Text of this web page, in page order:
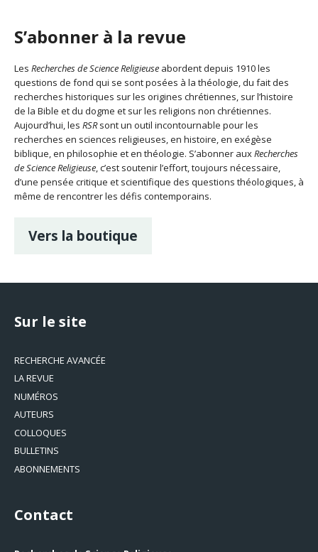
S’abonner à la revue
Les Recherches de Science Religieuse abordent depuis 1910 les
questions de fond qui se sont posées à la théologie, du fait des
recherches historiques sur les origines chrétiennes, sur l’histoire
de la Bible et du dogme et sur les religions non chrétiennes.
Aujourd’hui, les RSRsont un outil incontournable pour les
recherches en sciences religieuses, en histoire, en exégèse
biblique, en philosophie et en théologie. S’abonner auxRecherches
de Science Religieuse, c’est soutenir l’effort, toujours nécessaire,
d’une pensée critique et scientifique des questions théologiques, à
même de rencontrer les défis contemporains.
Vers la boutique
Sur le site
RECHERCHE AVANCÉE
LA REVUE
NUMÉROS
AUTEURS
COLLOQUES
BULLETINS
ABONNEMENTS
Contact